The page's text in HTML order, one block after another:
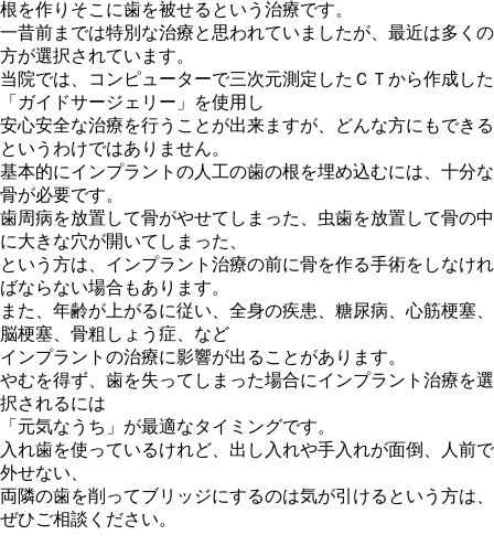
根を作りそこに歯を被せるという治療です。
一昔前までは特別な治療と思われていましたが、最近は多くの
方が選択されています。
当院では、コンピューターで三次元測定したＣＴから作成した
「ガイドサージェリー」を使用し
安心安全な治療を行うことが出来ますが、どんな方にもできる
というわけではありません。
基本的にインプラントの人工の歯の根を埋め込むには、十分な
骨が必要です。
歯周病を放置して骨がやせてしまった、虫歯を放置して骨の中
に大きな穴が開いてしまった、
という方は、インプラント治療の前に骨を作る手術をしなけれ
ばならない場合もあります。
また、年齢が上がるに従い、全身の疾患、糖尿病、心筋梗塞、
脳梗塞、骨粗しょう症、など
インプラントの治療に影響が出ることがあります。
やむを得ず、歯を失ってしまった場合にインプラント治療を選
択されるには
「元気なうち」が最適なタイミングです。
入れ歯を使っているけれど、出し入れや手入れが面倒、人前で
外せない、
両隣の歯を削ってブリッジにするのは気が引けるという方は、
ぜひご相談ください。